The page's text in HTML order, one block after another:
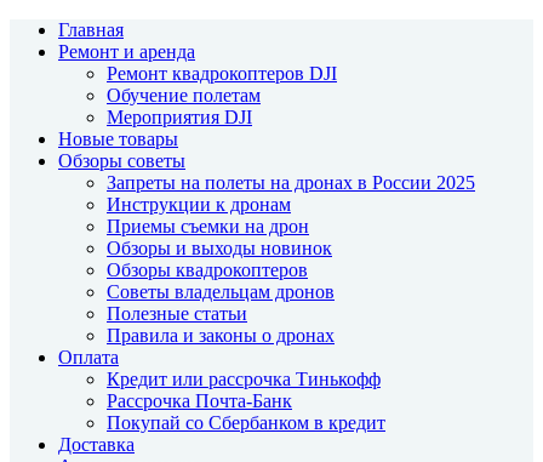
Главная
Ремонт и аренда
Ремонт квадрокоптеров DJI
Обучение полетам
Мероприятия DJI
Новые товары
Обзоры советы
Запреты на полеты на дронах в России 2025
Инструкции к дронам
Приемы съемки на дрон
Обзоры и выходы новинок
Обзоры квадрокоптеров
Советы владельцам дронов
Полезные статьи
Правила и законы о дронах
Оплата
Кредит или рассрочка Тинькофф
Рассрочка Почта-Банк
Покупай со Сбербанком в кредит
Доставка